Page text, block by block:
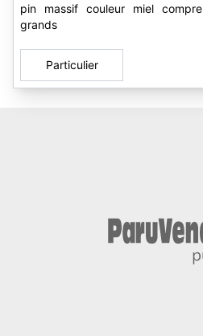
pin massif couleur miel
grands
Particulier